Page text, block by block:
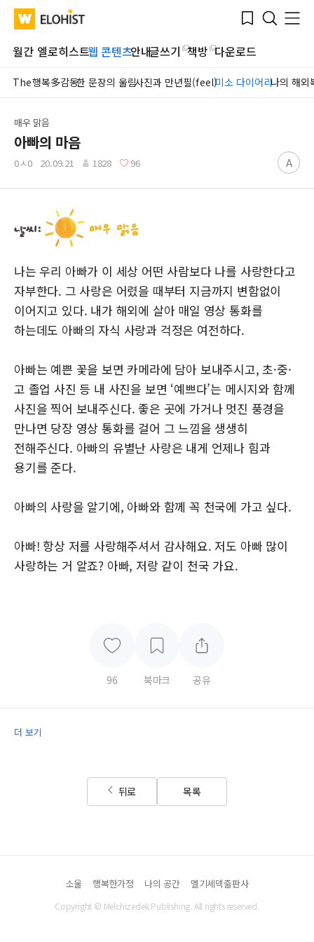
WATV Elohist-
Home
Bookmark
Search
Menu
월간 엘로히스트웹 콘텐츠안내글쓰기 책방 다운로드
The행복多감동한 문장의 울림사진과 만년필(feel)미소 다이어리나의 해외
Submit
매우 맑음
아빠의 마음
0ㅅ0 20.09.21 1828 96 A
나는 우리 아빠가 이 세상 어떤 사람보다 나를 사랑한다고
자부한다. 그 사랑은 어렸을 때부터 지금까지 변함없이
이어지고 있다. 내가 해외에 살아 매일 영상 통화를
하는데도 아빠의 자식 사랑과 걱정은 여전하다.
아빠는 예쁜 꽃을 보면 카메라에 담아 보내주시고, 초·중·
고 졸업 사진 등 내 사진을 보면 ‘예쁘다’는 메시지와 함께
사진을 찍어 보내주신다. 좋은 곳에 가거나 멋진 풍경을
만나면 당장 영상 통화를 걸어 그 느낌을 생생히
전해주신다. 아빠의 유별난 사랑은 내게 언제나 힘과
용기를 준다.
아빠의 사랑을 알기에, 아빠와 함께 꼭 천국에 가고 싶다.
아빠! 항상 저를 사랑해주셔서 감사해요. 저도 아빠 많이
사랑하는 거 알죠? 아빠, 저랑 같이 천국 가요.
96 북마크 공유
더 보기
뒤로 목록
소울 행복한가정 나의 공간 멜기세덱출판사
Copyright © Melchizedek Publishing. All rights reserved.